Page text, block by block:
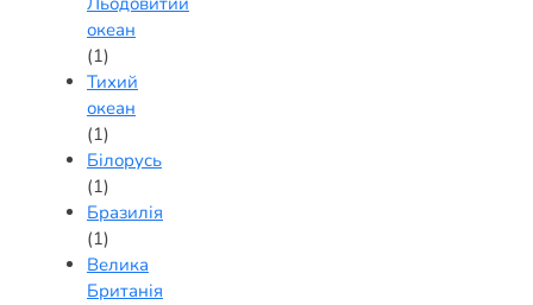
океан
(1)
Тихий
океан
(1)
Білорусь
(1)
Бразилія
(1)
Велика
Британія